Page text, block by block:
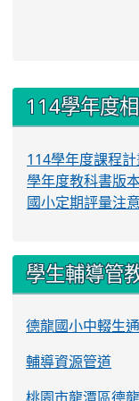
::: 114學年度
114學年度課程
學年度教科書版
國小定期評量注
學生輔導管
德龍國小中輟生
輔導資源管道